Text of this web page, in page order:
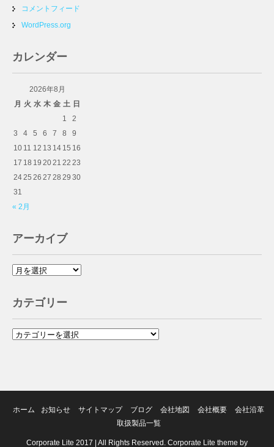
コメントフィード
WordPress.org
カレンダー
2026年8月
月 火 水 木 金 土 日
1
2
3
4 5 6 7 8
9
10 11 12 13 14 15 16
17 18 19 2021 22 23
2425 26 27 28 29 30
31
« 2月
アーカイブ
カテゴリー
ホーム お知らせ サイトマップ ブログ 会社地図 会社概要
会社沿革
取扱製品一覧
Corporate Lite 2017 | All Rights Reserved. Corporate Lite theme by